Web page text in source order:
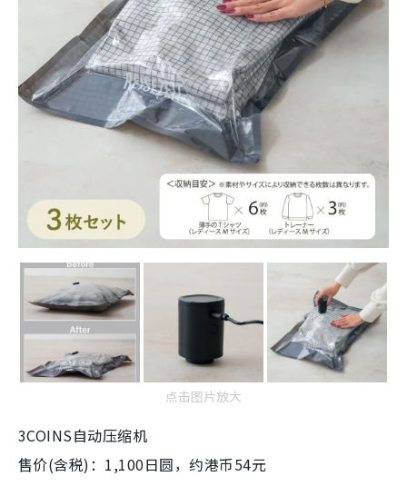
点击图片放大
3COINS自动压缩机
售价(含税)：1,100日圆，约港币54元